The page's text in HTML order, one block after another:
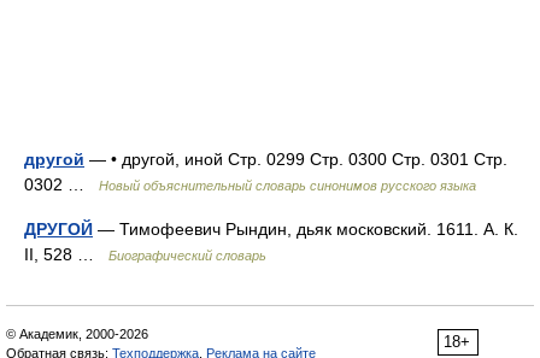
другой — • другой, иной Стр. 0299 Стр. 0300 Стр. 0301 Стр.
0302 …
Новый объяснительный словарь синонимов русского языка
ДРУГОЙ — Тимофеевич Рындин, дьяк московский. 1611. А. К.
II, 528 …
Биографический словарь
18+
© Академик, 2000-2026
Обратная связь: Техподдержка Реклама на сайте